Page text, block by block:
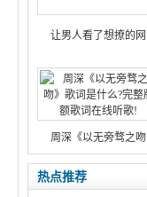
让男人看了想撩的网
周深《以无旁骛之吻
热点推荐